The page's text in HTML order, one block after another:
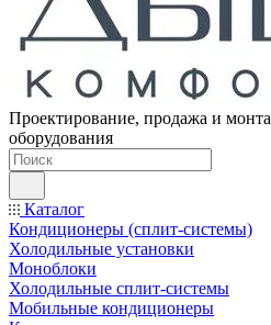
Проектирование, продажа и
оборудования
Каталог
Кондиционеры (сплит-системы)
Холодильные установки
Моноблоки
Холодильные сплит-системы
Мобильные кондиционеры